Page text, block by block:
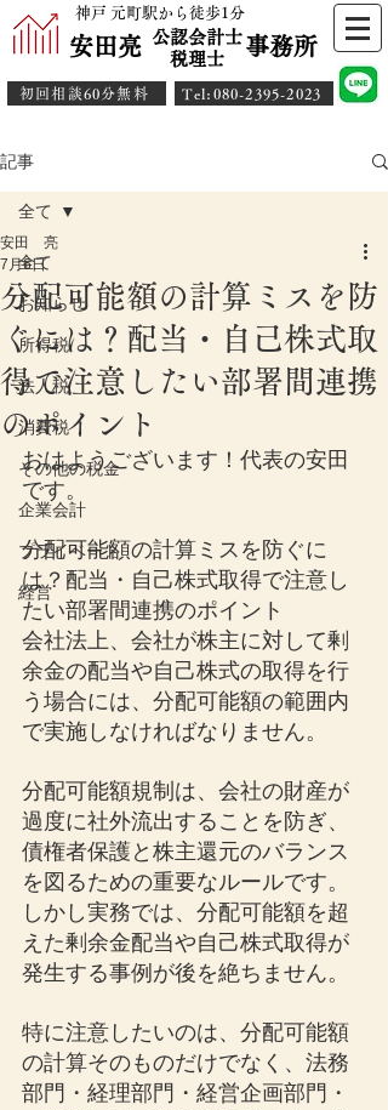
神戸 元町駅から徒歩1分
安田亮 事務所
公認会計士
​税理士
初回相談60分無料 ​Tel:080-2395-2023
記事
全て
お知らせ
所得税
法人税
消費税
その他の税金
企業会計
プライベート
経営
全て
分配可能額の計算ミスを防
ぐには？配当・自己株式取
得で注意したい部署間連携
のポイント
安田 亮
7月6日
おはようございます！代表の安田
です。
分配可能額の計算ミスを防ぐに
は？配当・自己株式取得で注意し
たい部署間連携のポイント
会社法上、会社が株主に対して剰
余金の配当や自己株式の取得を行
う場合には、分配可能額の範囲内
で実施しなければなりません。
分配可能額規制は、会社の財産が
過度に社外流出することを防ぎ、
債権者保護と株主還元のバランス
を図るための重要なルールです。
しかし実務では、分配可能額を超
えた剰余金配当や自己株式取得が
発生する事例が後を絶ちません。
特に注意したいのは、分配可能額
の計算そのものだけでなく、法務
部門・経理部門・経営企画部門・